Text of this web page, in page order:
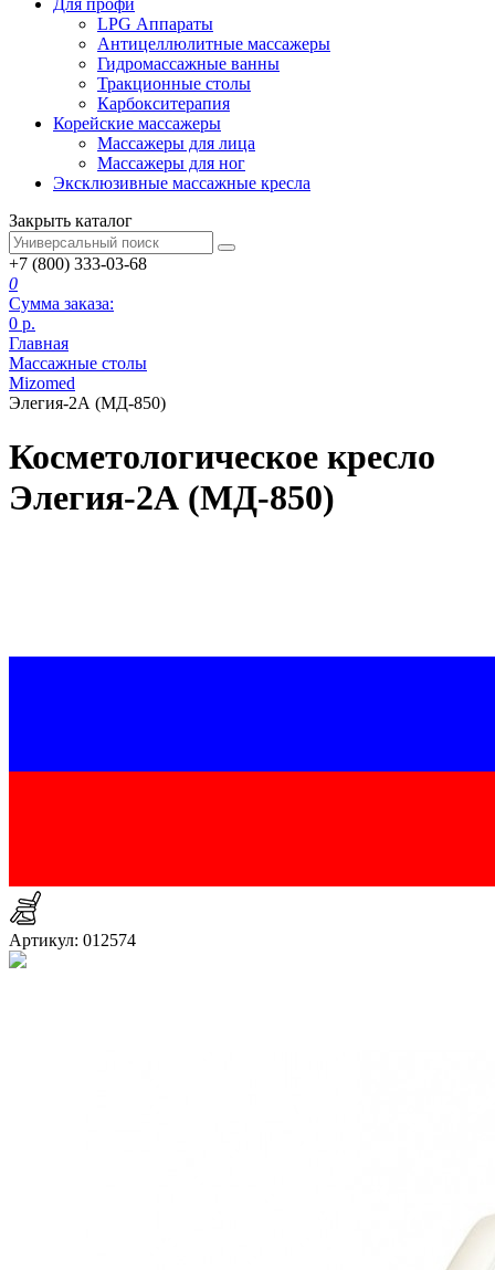
LPG Аппараты
Антицеллюлитные массажеры
Гидромассажные ванны
Тракционные столы
Карбокситерапия
Корейские массажеры
Массажеры для лица
Массажеры для ног
Эксклюзивные массажные кресла
Закрыть каталог
+7 (800) 333-03-68
0
Сумма заказа:
0 р.
Главная
Массажные столы
Mizomed
Элегия-2А (МД-850)
Косметологическое кресло
Элегия-2А (МД-850)
Артикул: 012574